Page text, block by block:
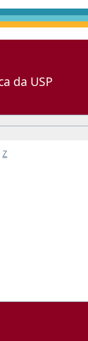
da USP
Z